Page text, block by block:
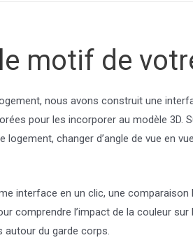
motif de
nous avons construit une
pour les incorporer au modèle 3D.
changer d’angle de vue en
interface en un clic, une comparaison
comprendre l’impact de la couleur
autour du garde corps.